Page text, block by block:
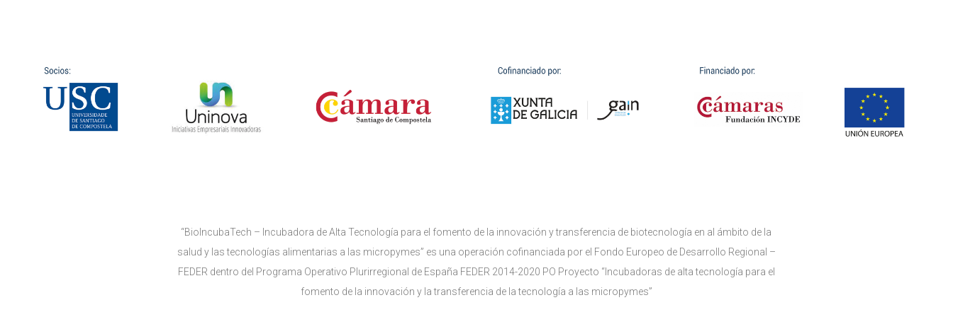
“BioIncubaTech – Incubadora de Alta Tecnología para el fomento de la innovación y transferencia de biotecnología en al ámbito de la
salud y las tecnologías alimentarias a las micropymes” es una operación cofinanciada por el Fondo Europeo de Desarrollo Regional –
FEDER dentro del Programa Operativo Plurirregional de España FEDER 2014-2020 PO Proyecto “Incubadoras de alta tecnología para el
fomento de la innovación y la transferencia de la tecnología a las micropymes”